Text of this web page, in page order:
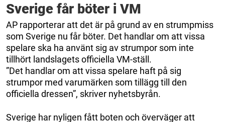
Sverige får böter i VM
AP rapporterar att det är på grund av en strumpmiss
som Sverige nu får böter. Det handlar om att vissa
spelare ska ha använt sig av strumpor som inte
tillhört landslagets officiella VM-ställ.
”Det handlar om att vissa spelare haft på sig
strumpor med varumärken som tillägg till den
officiella dressen”, skriver nyhetsbyrån.
Sverige har nyligen fått boten och överväger att